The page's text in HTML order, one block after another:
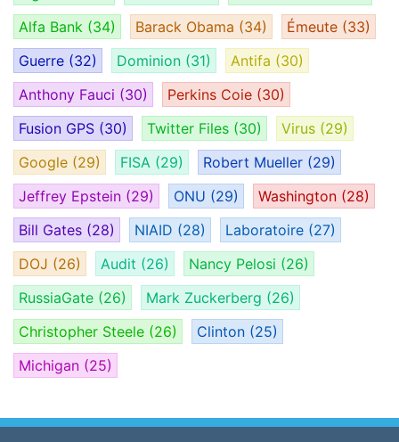
Alfa Bank (34) Barack Obama (34) Émeute (33)
Guerre (32) Dominion (31) Antifa (30)
Anthony Fauci (30) Perkins Coie (30)
Fusion GPS (30) Twitter Files (30) Virus (29)
Google (29) FISA (29) Robert Mueller (29)
Jeffrey Epstein (29) ONU (29) Washington (28)
Bill Gates (28) NIAID (28) Laboratoire (27)
DOJ (26) Audit (26) Nancy Pelosi (26)
RussiaGate (26) Mark Zuckerberg (26)
Christopher Steele (26) Clinton (25)
Michigan (25)